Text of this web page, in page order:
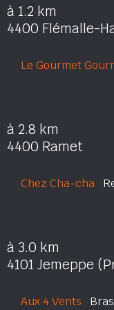
à 1.2 km
4400 Flémalle-
Le Gourmet
à 2.8 km
4400 Ramet
Chez Cha-cha
à 3.0 km
4101 Jemeppe
Aux 4 Vents